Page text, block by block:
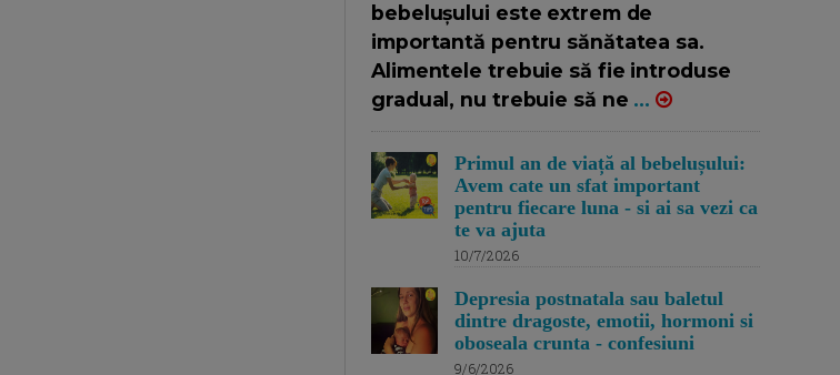
bebelușului este extrem de
importantă pentru sănătatea sa.
Alimentele trebuie să fie introduse
gradual, nu trebuie să ne ...
Primul an de viață al bebelușului:
Avem cate un sfat important
pentru fiecare luna - si ai sa vezi ca
te va ajuta
10/7/2026
Depresia postnatala sau baletul
dintre dragoste, emotii, hormoni si
oboseala crunta - confesiuni
9/6/2026